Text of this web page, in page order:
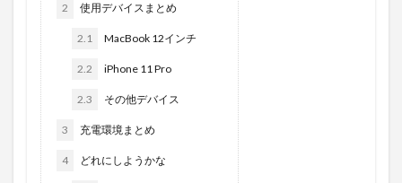
2 使用デバイスまとめ
2.1 MacBook 12インチ
2.2 iPhone 11 Pro
2.3 その他デバイス
3 充電環境まとめ
4 どれにしようかな